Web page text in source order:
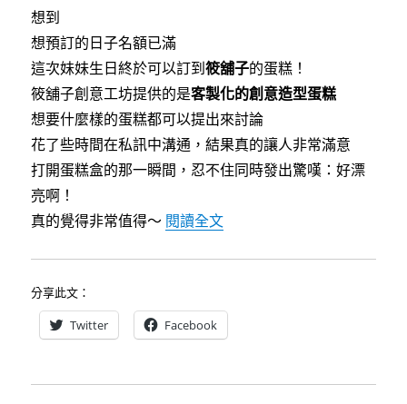
想到
想預訂的日子名額已滿
這次妹妹生日終於可以訂到筱舖子的蛋糕！
筱舖子創意工坊提供的是客製化的創意造型蛋糕
想要什麼樣的蛋糕都可以提出來討論
花了些時間在私訊中溝通，結果真的讓人非常滿意
打開蛋糕盒的那一瞬間，忍不住同時發出驚嘆：好漂
亮啊！
真的覺得非常值得～ 閱讀全文〈[台中]筱舖子HSH創意工
分享此文：
Twitter Facebook